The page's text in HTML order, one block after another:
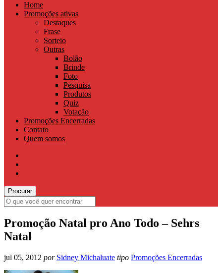
Home
Promoções ativas
Destaques
Frase
Sorteio
Outras
Bolão
Brinde
Foto
Pesquisa
Produtos
Quiz
Votação
Promoções Encerradas
Contato
Quem somos
Promoção Natal pro Ano Todo – Sehrs
Natal
jul 05, 2012 por Sidney Michaluate tipo Promoções Encerradas